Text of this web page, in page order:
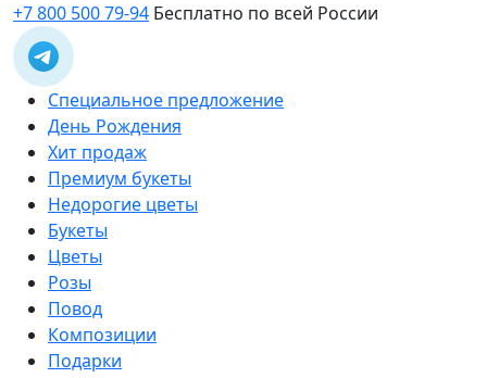
+7 800 500 79-94 Бесплатно по всей России
Специальное предложение
День Рождения
Хит продаж
Премиум букеты
Недорогие цветы
Букеты
Цветы
Розы
Повод
Композиции
Подарки